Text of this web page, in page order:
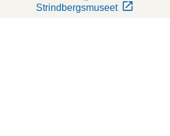
Strindbergsmuseet